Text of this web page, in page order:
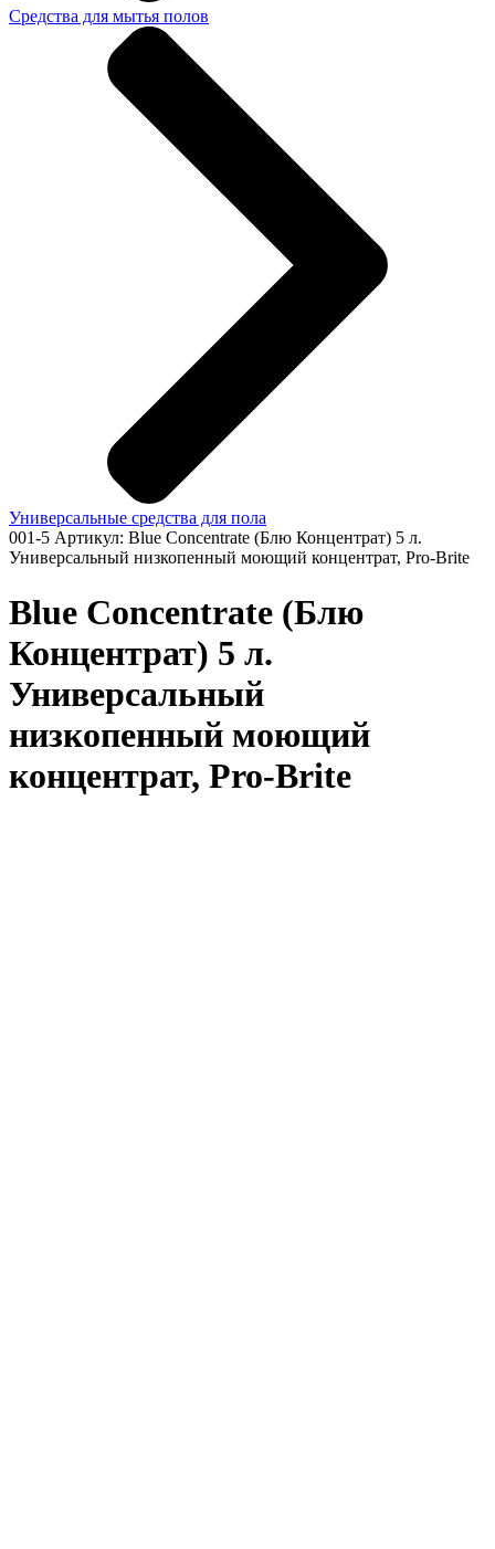
Средства для мытья полов
Универсальные средства для пола
001-5 Артикул: Blue Concentrate (Блю Концентрат) 5 л.
Универсальный низкопенный моющий концентрат, Pro-Brite
Blue Concentrate (Блю
Концентрат) 5 л.
Универсальный
низкопенный моющий
концентрат, Pro-Brite